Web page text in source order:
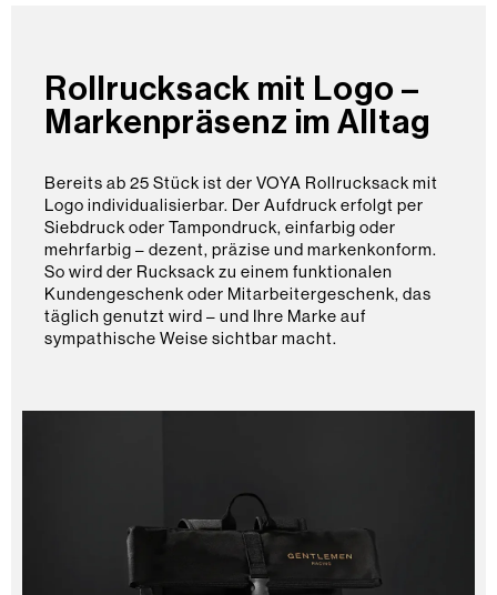
Rollrucksack mit Logo –
Markenpräsenz im Alltag
Bereits ab 25 Stück ist der VOYA Rollrucksack mit
Logo individualisierbar. Der Aufdruck erfolgt per
Siebdruck oder Tampondruck, einfarbig oder
mehrfarbig – dezent, präzise und markenkonform.
So wird der Rucksack zu einem funktionalen
Kundengeschenk oder Mitarbeitergeschenk, das
täglich genutzt wird – und Ihre Marke auf
sympathische Weise sichtbar macht.